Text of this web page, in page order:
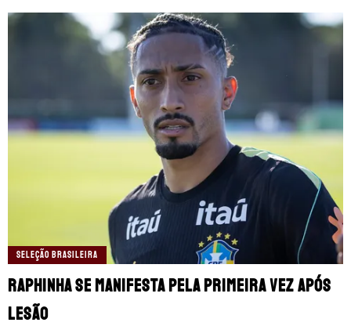
SELEÇÃO BRASILEIRA
Raphinha se manifesta pela primeira vez após
lesão